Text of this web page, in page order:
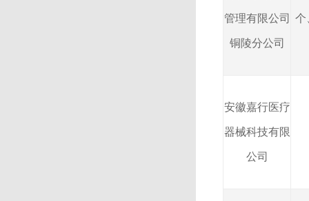
管理有限公司
铜陵分公司
个
安徽嘉行医疗
器械科技有限
公司